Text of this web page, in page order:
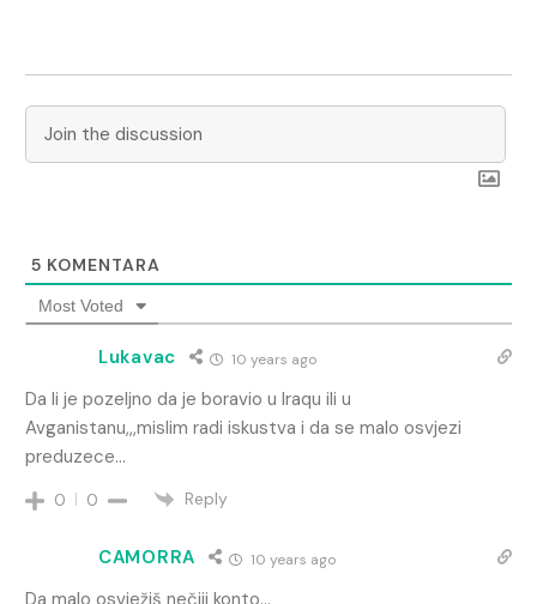
5 KOMENTARA
Most Voted
Lukavac 10 years ago
Da li je pozeljno da je boravio u Iraqu ili u
Avganistanu,,,mislim radi iskustva i da se malo osvjezi
preduzece…
0 0 Reply
CAMORRA 10 years ago